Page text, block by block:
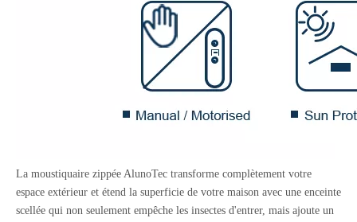
La moustiquaire zippée AlunoTec transforme complètement votre
espace extérieur et étend la superficie de votre maison avec une enceinte
scellée qui non seulement empêche les insectes d'entrer, mais ajoute un